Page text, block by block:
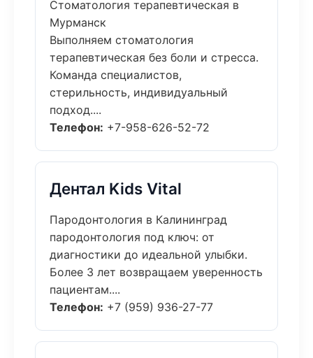
Стоматология терапевтическая в
Мурманск
Выполняем стоматология
терапевтическая без боли и стресса.
Команда специалистов,
стерильность, индивидуальный
подход....
Телефон: +7-958-626-52-72
Дентал Kids Vital
Пародонтология в Калининград
пародонтология под ключ: от
диагностики до идеальной улыбки.
Более 3 лет возвращаем уверенность
пациентам....
Телефон: +7 (959) 936-27-77